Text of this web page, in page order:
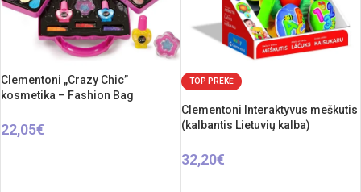
Clementoni „Crazy Chic”
kosmetika – Fashion Bag
22,05€
TOP PREKĖ
Clementoni Interaktyvus meškutis
(kalbantis Lietuvių kalba)
32,20€